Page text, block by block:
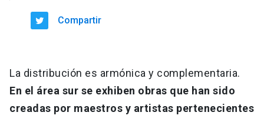
Compartir
La distribución es armónica y complementaria.
En el área sur se exhiben obras que han sido
creadas por maestros y artistas pertenecientes